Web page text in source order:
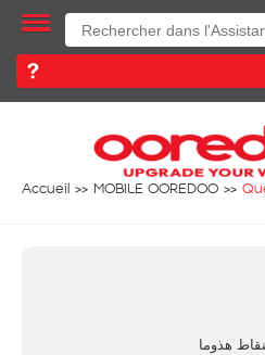
Accueil MOBILE OOREDOO
هذوما